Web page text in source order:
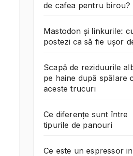
de cafea pentru birou?
Mastodon și linkurile:
postezi ca să fie ușor
Scapă de reziduurile
pe haine după spălare
aceste trucuri
Ce diferențe sunt între
tipurile de panouri
Ce este un espressor in